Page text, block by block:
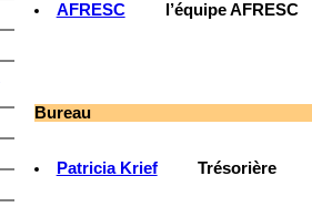
AFRESCl’équipe AFRESC
Bureau
Patricia KriefTrésorière